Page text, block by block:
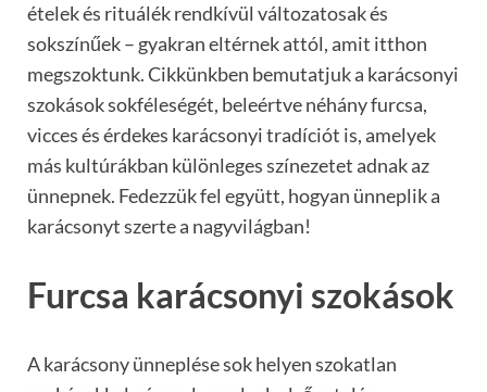
ételek és rituálék rendkívül változatosak és
sokszínűek – gyakran eltérnek attól, amit itthon
megszoktunk. Cikkünkben bemutatjuk a karácsonyi
szokások sokféleségét, beleértve néhány furcsa,
vicces és érdekes karácsonyi tradíciót is, amelyek
más kultúrákban különleges színezetet adnak az
ünnepnek. Fedezzük fel együtt, hogyan ünneplik a
karácsonyt szerte a nagyvilágban!
Furcsa karácsonyi szokások
A karácsony ünneplése sok helyen szokatlan